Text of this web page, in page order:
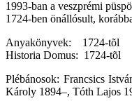
1993-ban a veszprémi
1724-ben önállósult,
Anyakönyvek: 1724-tõl
Historia Domus: 1724-tõl
Plébánosok: Francsics
Károly 1894–, Tóth Lajos